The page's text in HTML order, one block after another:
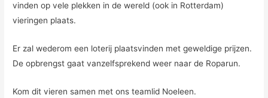
vinden op vele plekken in de wereld (ook in Rotterdam)
vieringen plaats.
Er zal wederom een loterij plaatsvinden met geweldige prijzen.
De opbrengst gaat vanzelfsprekend weer naar de Roparun.
Kom dit vieren samen met ons teamlid Noeleen.